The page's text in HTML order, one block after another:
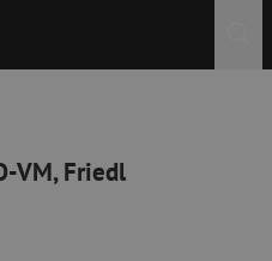
VM, Friedl